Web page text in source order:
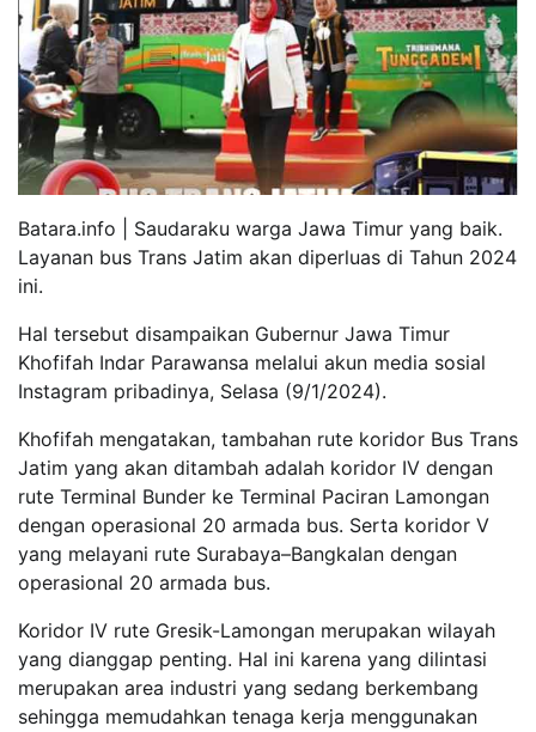
Batara.info | Saudaraku warga Jawa Timur yang baik.
Layanan bus Trans Jatim akan diperluas di Tahun 2024
ini.
Hal tersebut disampaikan Gubernur Jawa Timur
Khofifah Indar Parawansa melalui akun media sosial
Instagram pribadinya, Selasa (9/1/2024).
Khofifah mengatakan, tambahan rute koridor Bus Trans
Jatim yang akan ditambah adalah koridor IV dengan
rute Terminal Bunder ke Terminal Paciran Lamongan
dengan operasional 20 armada bus. Serta koridor V
yang melayani rute Surabaya–Bangkalan dengan
operasional 20 armada bus.
Koridor IV rute Gresik-Lamongan merupakan wilayah
yang dianggap penting. Hal ini karena yang dilintasi
merupakan area industri yang sedang berkembang
sehingga memudahkan tenaga kerja menggunakan